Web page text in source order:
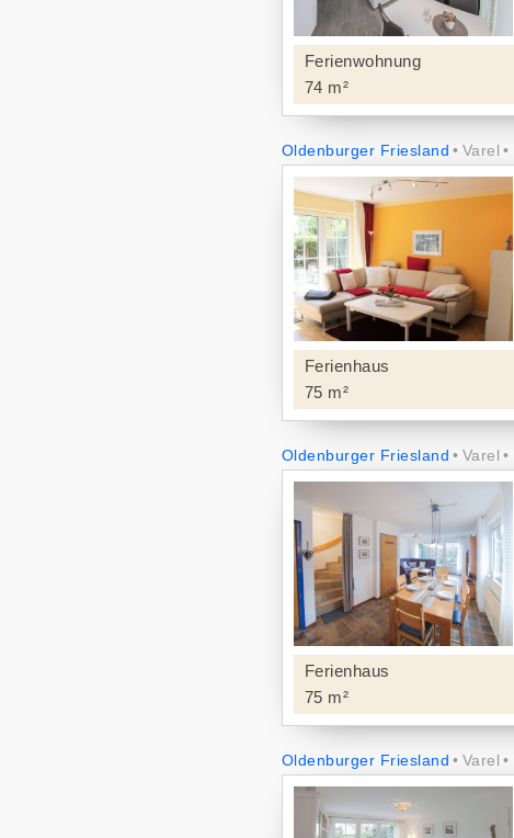
Ferienwohnung
74 m²
Oldenburger Friesland Varel
Ferienhaus
75 m²
Oldenburger Friesland Varel
Ferienhaus
75 m²
Oldenburger Friesland Varel